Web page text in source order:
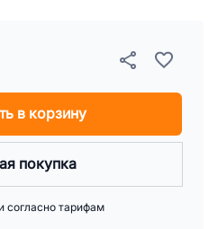
в корзину
покупка
согласно тарифам